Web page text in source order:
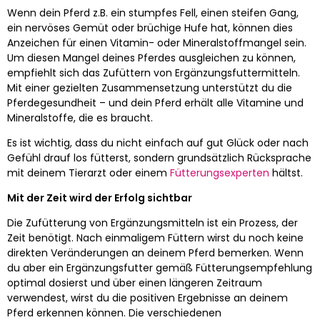
Wenn dein Pferd z.B. ein stumpfes Fell, einen steifen Gang,
ein nervöses Gemüt oder brüchige Hufe hat, können dies
Anzeichen für einen Vitamin- oder Mineralstoffmangel sein.
Um diesen Mangel deines Pferdes ausgleichen zu können,
empfiehlt sich das Zufüttern von Ergänzungsfuttermitteln.
Mit einer gezielten Zusammensetzung unterstützt du die
Pferdegesundheit – und dein Pferd erhält alle Vitamine und
Mineralstoffe, die es braucht.
Es ist wichtig, dass du nicht einfach auf gut Glück oder nach
Gefühl drauf los fütterst, sondern grundsätzlich Rücksprache
mit deinem Tierarzt oder einem Fütterungsexperten hältst.
Mit der Zeit wird der Erfolg sichtbar
Die Zufütterung von Ergänzungsmitteln ist ein Prozess, der
Zeit benötigt. Nach einmaligem Füttern wirst du noch keine
direkten Veränderungen an deinem Pferd bemerken. Wenn
du aber ein Ergänzungsfutter gemäß Fütterungsempfehlung
optimal dosierst und über einen längeren Zeitraum
verwendest, wirst du die positiven Ergebnisse an deinem
Pferd erkennen können. Die verschiedenen